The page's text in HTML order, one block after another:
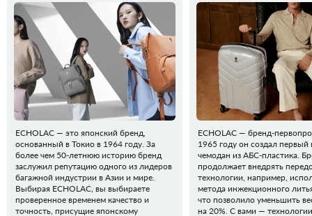
ECHOLAC — это японский бренд,
основанный в Токио в 1964 году. За
более чем 50-летнюю историю бренд
заслужил репутацию одного из лидеров
багажной индустрии в Азии и мире.
Выбирая ECHOLAC, вы выбираете
проверенное временем качество и
точность, присущие японскому
ECHOLAC — бренд-
1965 году он создал первый
чемодан из АБС-пластика.
продолжает внедрять
технологии, например,
метода инжекционного
что позволило уменьшить
на 20%. С вами —